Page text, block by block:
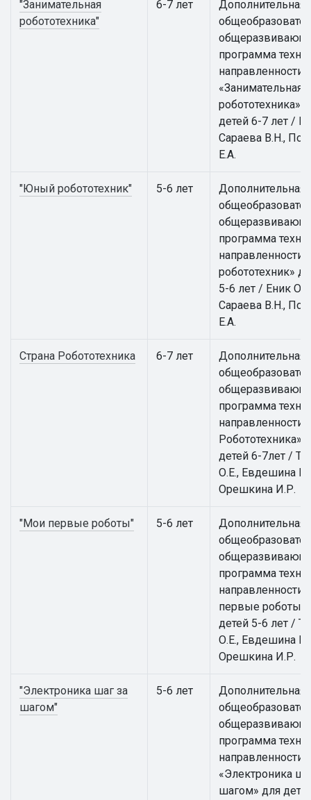
"Занимательная
робототехника"
6-7 лет
Дополнительная
программа
направленности
«Занимательная
робототехника»
детей 6-7 лет /
Сараева В.Н.,
Е.А.
"Юный робототехник" 5-6 лет
Дополнительная
программа
робототехник»
5-6 лет / Еник
Сараева В.Н.,
Е.А.
Страна Робототехника 6-7 лет
Дополнительная
программа
направленности
Робототехника»
детей 6-7лет /
О.Е., Евдешина
Орешкина И.Р.
"Мои первые роботы" 5-6 лет
Дополнительная
программа
направленности
первые роботы»
детей 5-6 лет /
О.Е., Евдешина
Орешкина И.Р.
"Электроника шаг за
шагом"
5-6 лет
Дополнительная
программа
направленности
«Электроника
шагом» для